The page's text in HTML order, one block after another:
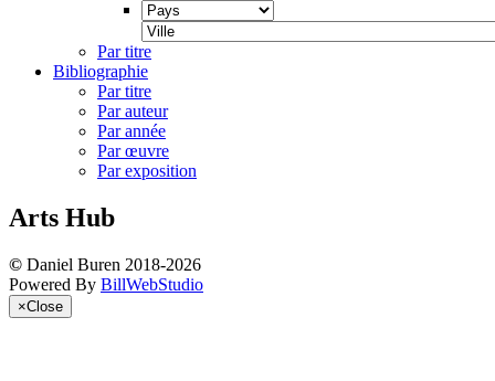
Par titre
Bibliographie
Par titre
Par auteur
Par année
Par œuvre
Par exposition
Arts Hub
© Daniel Buren 2018-2026
Powered By BillWebStudio
×Close